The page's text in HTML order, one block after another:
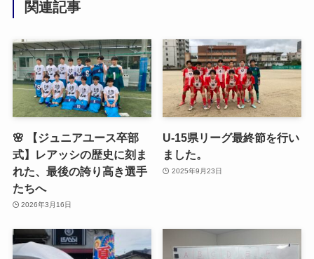
関連記事
🌸 【ジュニアユース卒部
式】レアッシの歴史に刻ま
れた、最後の誇り高き選手
たちへ
2026年3月16日
U-15県リーグ最終節を行い
ました。
2025年9月23日